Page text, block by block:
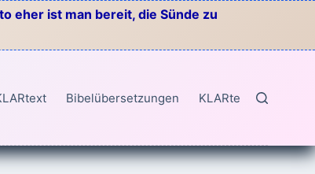
eher ist man bereit, die Sünde zu
Bibelübersetzungen KLARtext